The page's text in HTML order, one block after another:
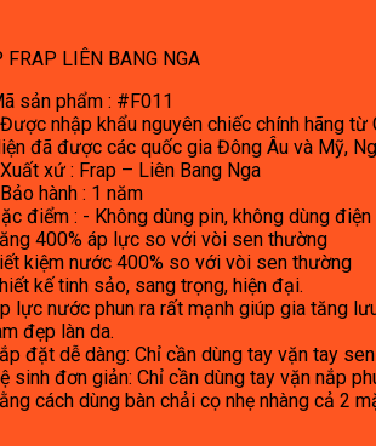
FRAP LIÊN BANG NGA
sản phẩm : #F011
nhập khẩu nguyên chiếc chính hãng từ
đã được các quốc gia Đông Âu và Mỹ,
xứ : Frap – Liên Bang Nga
hành : 1 năm
điểm : ​- Không dùng pin, không dùng điện
400% áp lực so với vòi sen thường
kiệm nước 400% so với vòi sen thường
kế tinh sảo, sang trọng, hiện đại.
lực nước phun ra rất mạnh giúp gia tăng
đẹp làn da.
đặt dễ dàng: Chỉ cần dùng tay vặn tay
sinh đơn giản: Chỉ cần dùng tay vặn nắp
cách dùng bàn chải cọ nhẹ nhàng cả 2